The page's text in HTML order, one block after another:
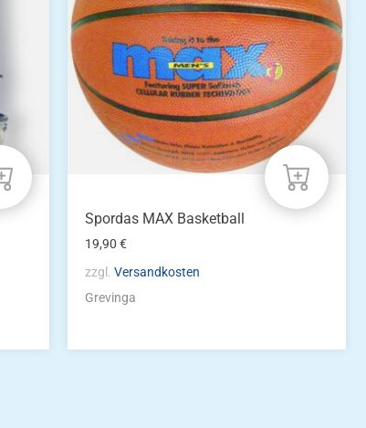
Spordas MAX Basketball
19,90€
zzgl.Versandkosten
Grevinga